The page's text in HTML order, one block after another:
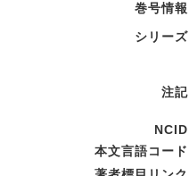
巻号情報
シリーズ
注記
NCID
本文言語コード